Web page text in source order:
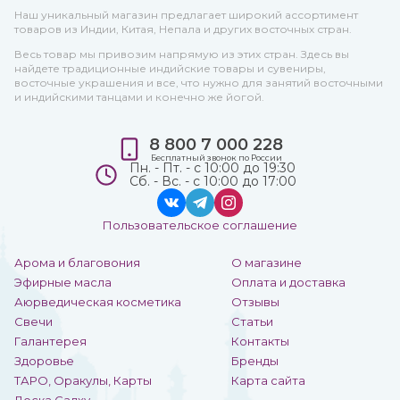
Наш уникальный магазин предлагает широкий ассортимент
товаров из Индии, Китая, Непала и других восточных стран.
Весь товар мы привозим напрямую из этих стран. Здесь вы
найдете традиционные индийские товары и сувениры,
восточные украшения и все, что нужно для занятий восточными
и индийскими танцами и конечно же йогой.
Арома и благовония
Эфирные масла
Аюрведическая косметика
Свечи
Галантерея
Здоровье
ТАРО, Оракулы, Карты
О магазине
Оплата и доставка
Отзывы
Статьи
Контакты
Бренды
Карта сайта
8 800 7 000 228
Бесплатный звонок по России
Пн. - Пт. - с 10:00 до 19:30
Сб. - Вс. - с 10:00 до 17:00
Пользовательское соглашение